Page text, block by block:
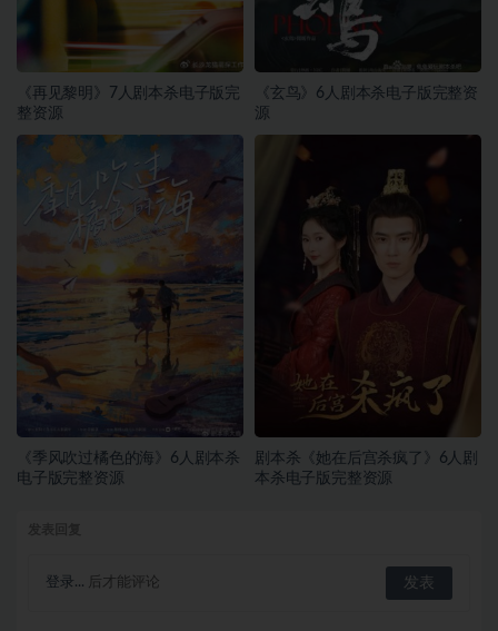
《再见黎明》7人剧本杀电子版完
整资源
《玄鸟》6人剧本杀电子版完整资
源
《季风吹过橘色的海》6人剧本杀
电子版完整资源
剧本杀《她在后宫杀疯了》6人剧
本杀电子版完整资源
登录... 后才能评论